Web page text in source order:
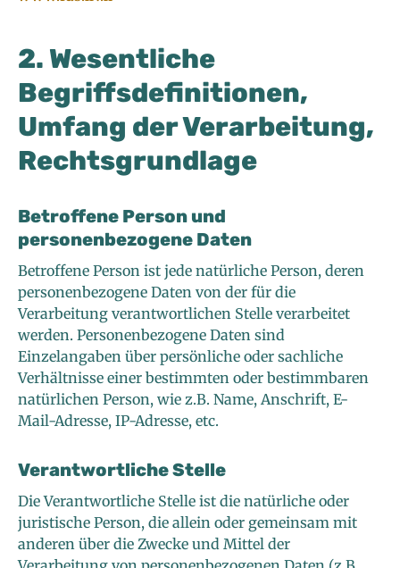
2. Wesentliche
Begriffsdefinitionen,
Umfang der Verarbeitung,
Rechtsgrundlage
Betroffene Person und
personenbezogene Daten
Betroffene Person ist jede natürliche Person, deren
personenbezogene Daten von der für die
Verarbeitung verantwortlichen Stelle verarbeitet
werden. Personenbezogene Daten sind
Einzelangaben über persönliche oder sachliche
Verhältnisse einer bestimmten oder bestimmbaren
natürlichen Person, wie z.B. Name, Anschrift, E-
Mail-Adresse, IP-Adresse, etc.
Verantwortliche Stelle
Die Verantwortliche Stelle ist die natürliche oder
juristische Person, die allein oder gemeinsam mit
anderen über die Zwecke und Mittel der